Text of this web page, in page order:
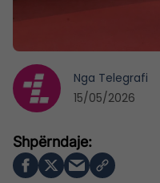
Nga Telegrafi
15/05/2026